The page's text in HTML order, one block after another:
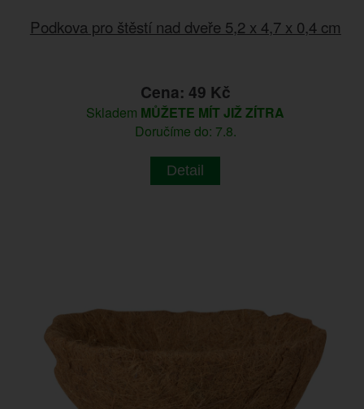
Podkova pro štěstí nad dveře 5,2 x 4,7 x 0,4 cm
Cena: 49 Kč
Skladem MŮŽETE MÍT JIŽ ZÍTRA
Doručíme do: 7.8.
Detail